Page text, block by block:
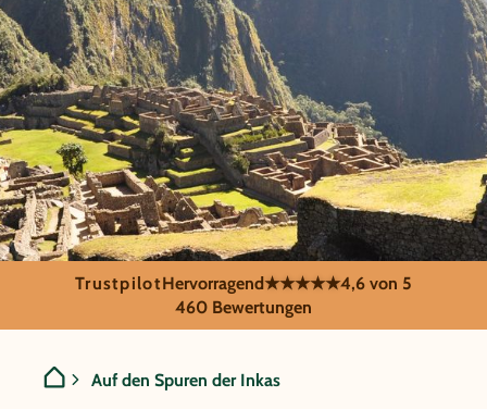
GRUPPENREISE:
Peru - Auf den Spuren
TrustpilotHervorragend★★★★★4,6 von 5
460 Bewertungen
Auf den Spuren der Inkas